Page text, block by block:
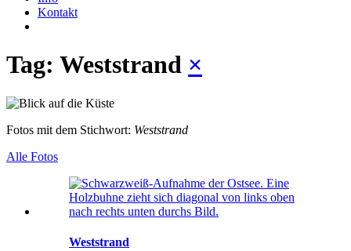
Kontakt
Tag: Weststrand ×
Fotos mit dem Stichwort: Weststrand
Alle Fotos
Weststrand